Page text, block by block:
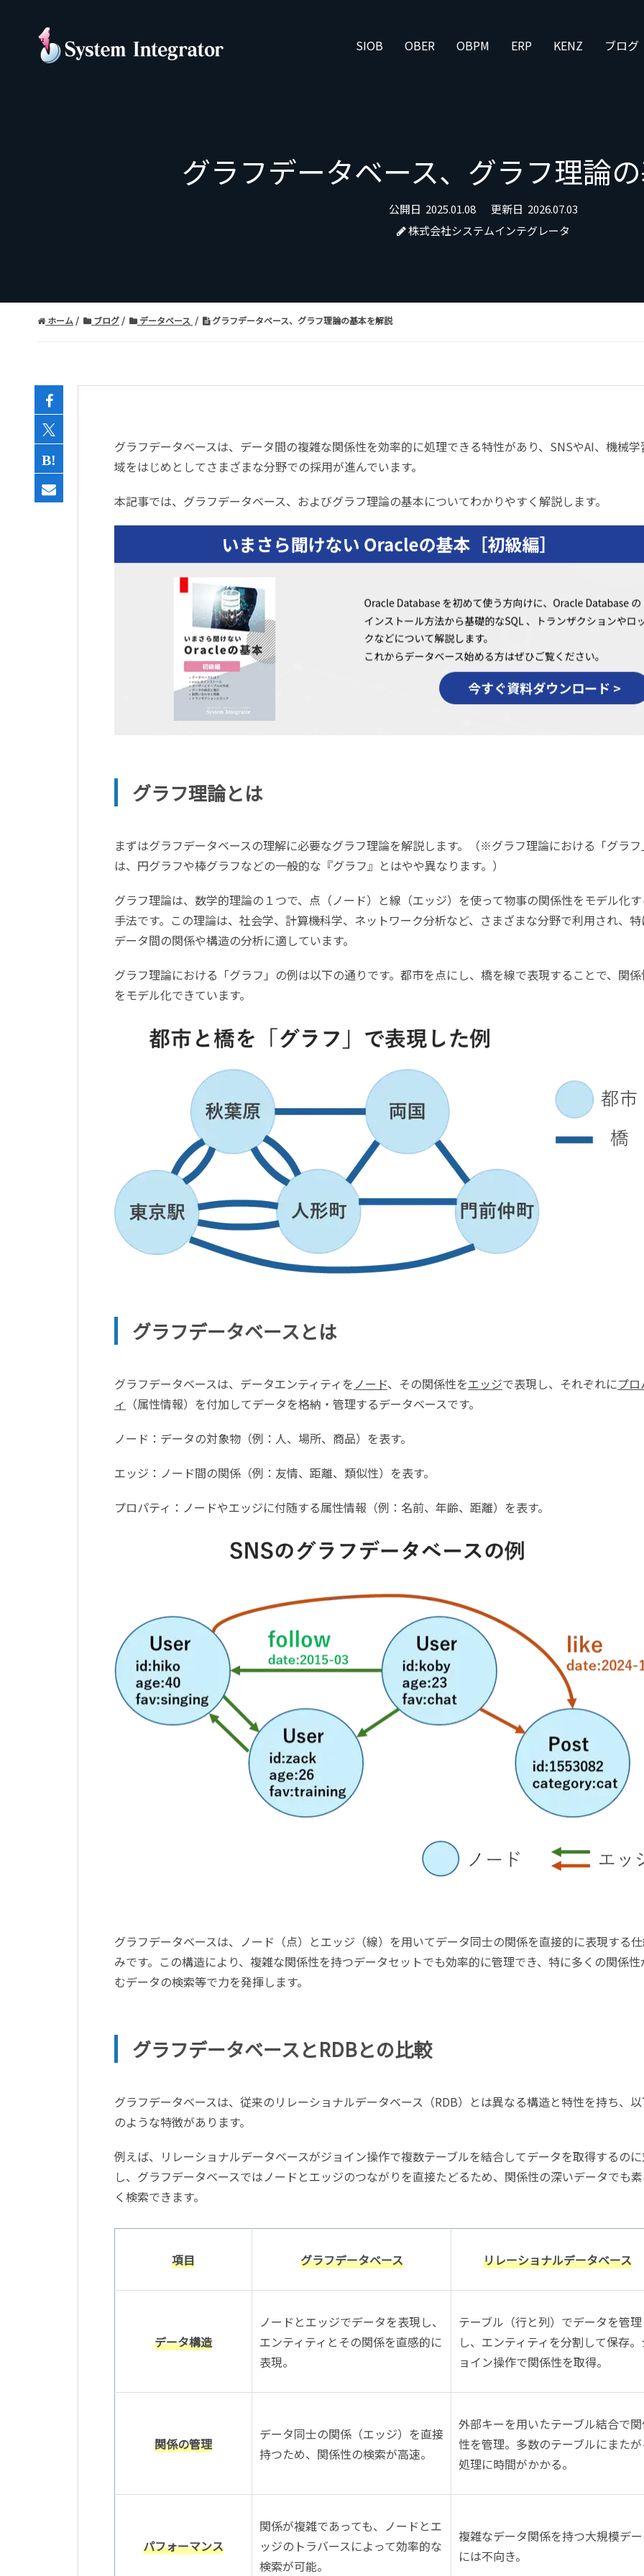
SIOB OBER OBPM ERP KENZ ブログ
グラフデータベース、グラフ理論
公開日 2025.01.08 更新日 2026.07.03
株式会社システムインテグレータ
ホーム ブログ データベース グラフデータベース、グラフ理論の基本を解説
グラフデータベースは、データ間の複雑な関係性を効率的に処理できる特性があり、SNSやAI、機械学
域をはじめとしてさまざまな分野での採用が進んでいます。
本記事では、グラフデータベース、およびグラフ理論の基本についてわかりやすく解説します。
グラフ理論とは
まずはグラフデータベースの理解に必要なグラフ理論を解説します。（※グラフ理論における「グラ
は、円グラフや棒グラフなどの一般的な『グラフ』とはやや異なります。）
グラフ理論は、数学的理論の１つで、点（ノード）と線（エッジ）を使って物事の関係性をモデル化
手法です。この理論は、社会学、計算機科学、ネットワーク分析など、さまざまな分野で利用され、
データ間の関係や構造の分析に適しています。
グラフ理論における「グラフ」の例は以下の通りです。都市を点にし、橋を線で表現することで、関
をモデル化できています。
グラフデータベースとは
グラフデータベースは、データエンティティを ノード、その関係性をエッジで表現し、それぞれにプ
ィ （属性情報）を付加してデータを格納・管理するデータベースです。
ノード：データの対象物（例：人、場所、商品）を表す。
エッジ：ノード間の関係（例：友情、距離、類似性）を表す。
プロパティ：ノードやエッジに付随する属性情報（例：名前、年齢、距離）を表す。
グラフデータベースは、ノード（点）とエッジ（線）を用いてデータ同士の関係を直接的に表現する
みです。この構造により、複雑な関係性を持つデータセットでも効率的に管理でき、特に多くの関係性
むデータの検索等で力を発揮します。
グラフデータベースとRDBとの比較
グラフデータベースは、従来のリレーショナルデータベース（RDB）とは異なる構造と特性を持ち、
のような特徴があります。
例えば、リレーショナルデータベースがジョイン操作で複数テーブルを結合してデータを取得するの
し、グラフデータベースではノードとエッジのつながりを直接たどるため、関係性の深いデータでも
く検索できます。
項目 グラフデータベース リレーショナルデータベース
データ構造
ノードとエッジでデータを表現し、
エンティティとその関係を直感的に
表現。
テーブル（行と列）でデータを管理
し、エンティティを分割して保存
ョイン操作で関係性を取得。
関係の管理
データ同士の関係（エッジ）を直接
持つため、関係性の検索が高速。
外部キーを用いたテーブル結合で
性を管理。多数のテーブルにまた
処理に時間がかかる。
パフォーマンス
関係が複雑であっても、ノードとエ
ッジのトラバースによって効率的な
検索が可能。
複雑なデータ関係を持つ大規模デ
には不向き。